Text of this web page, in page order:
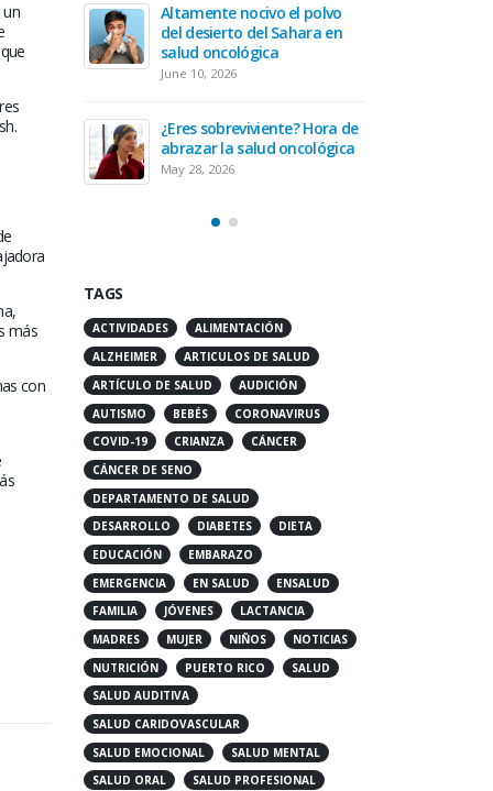
un
más
con
cervical
Altamente nocivo el polvo
del desierto del Sahara en
salud oncológica
June 10, 2026
¿Eres sobreviviente? Hora de
abrazar la salud oncológica
May 28, 2026
TAGS
ACTIVIDADES
ALIMENTACIÓN
ALZHEIMER
ARTICULOS DE SALUD
ARTÍCULO DE SALUD
AUDICIÓN
AUTISMO
BEBÉS
CORONAVIRUS
COVID-19
CRIANZA
CÁNCER
CÁNCER DE SENO
DEPARTAMENTO DE SALUD
DESARROLLO
DIABETES
DIETA
EDUCACIÓN
EMBARAZO
EMERGENCIA
EN SALUD
ENSALUD
FAMILIA
JÓVENES
LACTANCIA
MADRES
MUJER NIÑOS
NOTICIAS
NUTRICIÓN
PUERTO RICO
SALUD
SALUD AUDITIVA
SALUD CARIDOVASCULAR
SALUD EMOCIONAL
SALUD MENTAL
SALUD ORAL
SALUD PROFESIONAL